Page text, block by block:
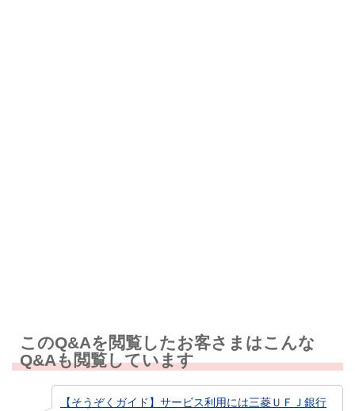
このQ&Aを閲覧したお客さまはこんな
Q&Aも閲覧しています
【そうぞくガイド】サービス利用には三菱ＵＦＪ銀行